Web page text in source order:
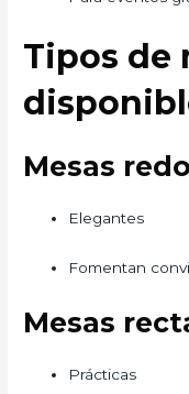
Tipos de
Mesas
Elegantes
Fomentan
Mesas
Prácticas